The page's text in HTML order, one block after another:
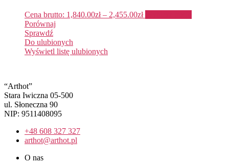
Cena brutto: 1,840.00zł– 2,455.00zł
Porównaj
Sprawdź
Do ulubionych
Wyświetl listę ulubionych
“Arthot”
Stara Iwiczna 05-500
ul. Słoneczna 90
NIP: 9511408095
+48 608 327 327
arthot@arthot.pl
O nas